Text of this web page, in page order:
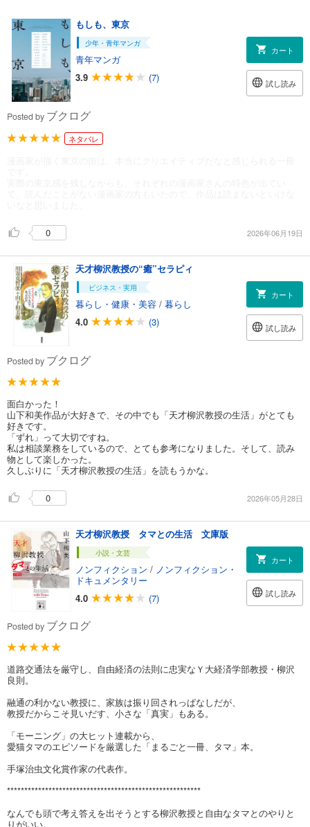
もしも、東京
少年・青年マンガ
青年マンガ
3.9
(7)
カート
試し読み
Posted by ブクログ
ネタバレ
0 2026年06月19日
天才柳沢教授の“癒”セラピィ
ビジネス・実用
暮らし・健康・美容 / 暮らし
4.0
(3)
カート
試し読み
Posted by ブクログ
面白かった！
山下和美作品が大好きで、その中でも「天才柳沢教授の生活」がとても
好きです。
「ずれ」って大切ですね。
私は相談業務をしているので、とても参考になりました。そして、読み
物として楽しかった。
久しぶりに「天才柳沢教授の生活」を読もうかな。
0 2026年05月28日
天才柳沢教授 タマとの生活 文庫版
小説・文芸
ノンフィクション / ノンフィクション・
ドキュメンタリー
4.0
(7)
カート
試し読み
Posted by ブクログ
道路交通法を厳守し、自由経済の法則に忠実なＹ大経済学部教授・柳沢
良則。
融通の利かない教授に、家族は振り回されっぱなしだが、
教授だからこそ見いだす、小さな「真実」もある。
「モーニング」の大ヒット連載から、
愛猫タマのエピソードを厳選した「まるごと一冊、タマ」本。
手塚治虫文化賞作家の代表作。
********************************************************
なんでも頭で考え答えを出そうとする柳沢教授と自由なタマとのやりと
りがいい。